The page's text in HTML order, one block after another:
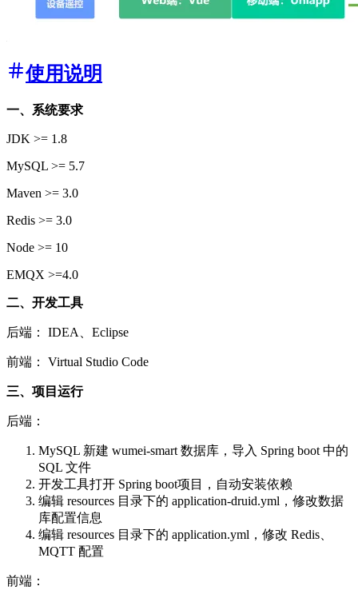
使用说明
一、系统要求
JDK >= 1.8
MySQL >= 5.7
Maven >= 3.0
Redis >= 3.0
Node >= 10
EMQX >=4.0
二、开发工具
后端： IDEA、Eclipse
前端： Virtual Studio Code
三、项目运行
后端：
MySQL 新建 wumei-smart 数据库，导入 Spring boot 中的
SQL 文件
开发工具打开 Spring boot项目，自动安装依赖
编辑 resources 目录下的 application-druid.yml，修改数据
库配置信息
编辑 resources 目录下的 application.yml，修改 Redis、
MQTT 配置
前端：